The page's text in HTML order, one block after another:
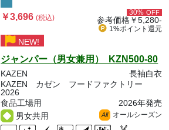
￥3,696(税込)
30% OFF
参考価格￥5,280-
1%ポイント 還元
NEW!
ジャンパー（男女兼用） KZN500-80
KAZEN
長袖白衣
KAZEN カゼン フードファクトリー
2026
食品工場用
2026年発売
男女共用
All オールシーズン